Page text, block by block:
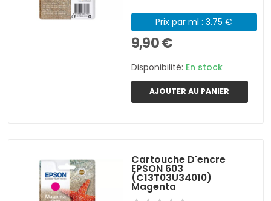
Prix par ml : 3.75 €
9,90 €
Disponibilité: En stock
AJOUTER AU PANIER
Cartouche D'encre
EPSON 603
(C13T03U34010)
Magenta